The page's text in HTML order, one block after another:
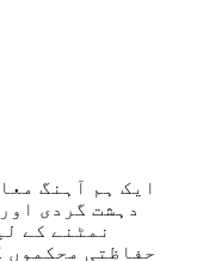
ایک ہم آہنگ
دہشت گردی
نمٹنے کے
حفاظتی محکموں